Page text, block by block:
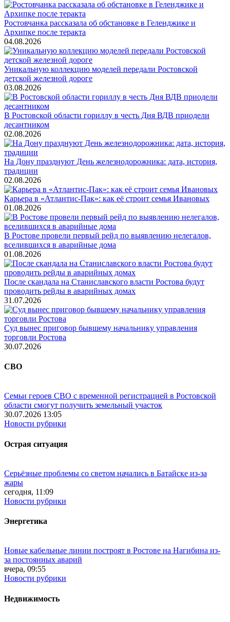
Ростовчанка рассказала об обстановке в Геленджике и
Архипке после теракта
04.08.2026
Уникальную коллекцию моделей передали Ростовской
детской железной дороге
03.08.2026
В Ростовской области гориллу в честь Дня ВДВ приодели
десантником
02.08.2026
На Дону празднуют День железнодорожника: дата, история,
традиции
02.08.2026
Карьера в «Атлантис-Пак»: как её строит семья Ивановых
01.08.2026
В Ростове провели первый рейд по выявлению нелегалов,
вселившихся в аварийные дома
01.08.2026
После скандала на Станиславского власти Ростова будут
проводить рейды в аварийных домах
31.07.2026
Суд вынес приговор бывшему начальнику управления
торговли Ростова
30.07.2026
СВО
Семьи героев СВО с временной регистрацией в Ростовской
области смогут получить земельный участок
30.07.2026 13:05
Новости рубрики
Острая ситуация
Серьёзные проблемы со светом начались в Батайске из-за
жары
сегодня, 11:09
Новости рубрики
Энергетика
Новые кабельные линии построят в Ростове на Нагибина из-
за постоянных аварий
вчера, 09:55
Новости рубрики
Недвижимость